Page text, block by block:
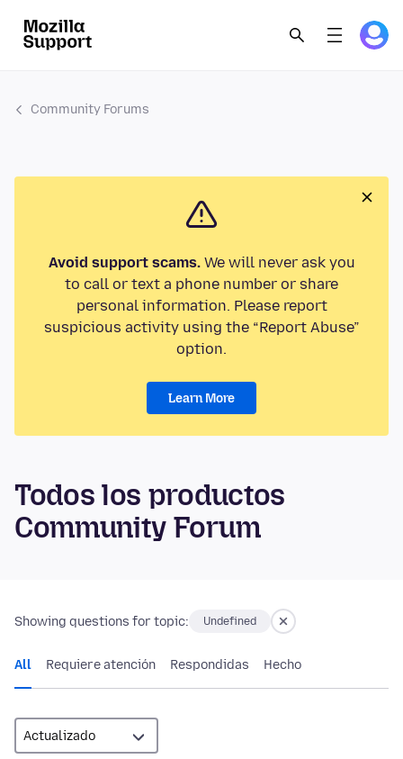
Community Forums
Avoid support scams.We will never ask you
to call or text a phone number or share
personal information. Please report
suspicious activity using the “Report Abuse”
option.
Learn More
Todos los productos
Community Forum
Showing questions for topic: Undefined
All Requiere atención Respondidas Hecho